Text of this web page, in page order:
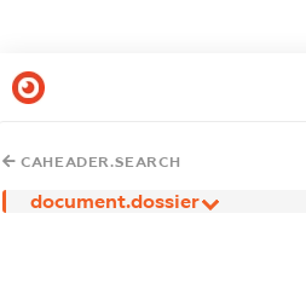
CAHEADER.SEARCH
document.dossier